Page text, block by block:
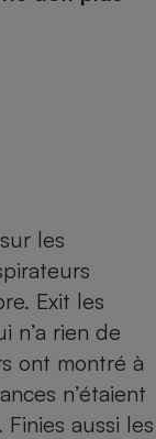
les
Exit les
n’a rien de
ont montré à
n’étaient
aussi les
- Drive
Crédit
- Fiscalité
Mutuelle
technique -
auto
climatiseur
aspirateur
aspirateur
cafetière
robot cuiseur
centrale
casque audio
ordinateur
ultrabook
tablette
son
tondeuse
- Jardinage
d'entretien
domestique
- Beauté
- Médecine -
de santé -
de retraite
Retraite
débit de votre